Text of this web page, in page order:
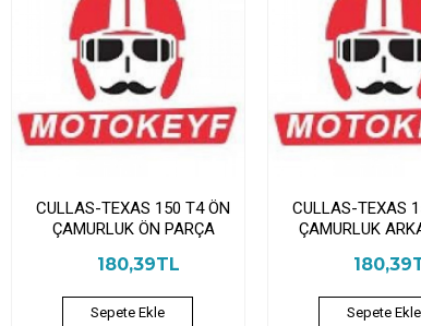
CULLAS-TEXAS 150 T4 ÖN
ÇAMURLUK ÖN PARÇA
180,39TL
Sepete Ekle
CULLAS-TEXAS
ÇAMURLUK
Sepete Ekle